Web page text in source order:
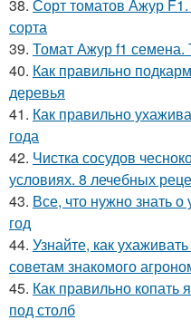
38. Сорт томатов Ажур
сорта
39. Томат Ажур f1 семена.
40. Как правильно
деревья
41. Как правильно
года
42. Чистка сосудов
условиях. 8 лечебных
43. Все, что нужно знать
год
44. Узнайте, как
советам знакомого
45. Как правильно копать
под столб